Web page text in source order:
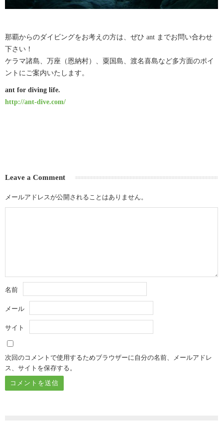
那覇からのダイビングをお考えの方は、ぜひ ant までお問い合わせ
下さい！
ケラマ諸島、万座（恩納村）、粟国島、渡名喜島など多方面のポイ
ントにご案内いたします。
ant for diving life.
http://ant-dive.com/
Leave a Comment
メールアドレスが公開されることはありません。
名前
メール
サイト
次回のコメントで使用するためブラウザーに自分の名前、メールアドレ
ス、サイトを保存する。